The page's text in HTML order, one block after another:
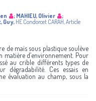
; MAHIEU, Olivier
;
Guy, HE Condorcet CARAH,Article
de maïs sous plastique soulève
d’environnement. Pour
au crible différents types de
dégradabilité. Ces essais en
évaluation au champ, sous la